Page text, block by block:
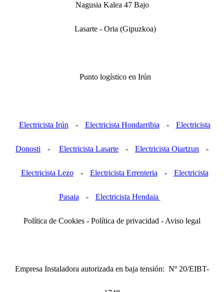
Nagusia Kalea 47 Bajo
Lasarte - Oria (Gipuzkoa)
Punto logístico en Irún
Electricista Irún - Electricista Hondarribia - Electricista
Donosti - Electricista Lasarte - Electricista Oiartzun -
Electricista Lezo - Electricista Errenteria - Electricista
Pasaia - Electricista Hendaia
Política de Cookies - Política de privacidad - Aviso legal
Empresa Instaladora autorizada en baja tensión: Nº 20/EIBT-